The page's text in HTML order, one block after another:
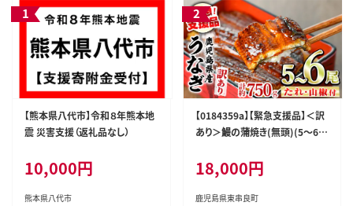
【熊本県八代市】令和８年熊本地
震 災害支援（返礼品なし）
10,000円
熊本県八代市
【0184359a】【緊急支援品】＜訳
あり＞鰻の蒲焼き(無頭)(5～6
なぎ ウナギ 鰻 国産 蒲焼 蒲焼き
たれ 鹿児島 ふるさと 人気 支援
【アクアおおすみ】
18,000円
鹿児島県東串良町